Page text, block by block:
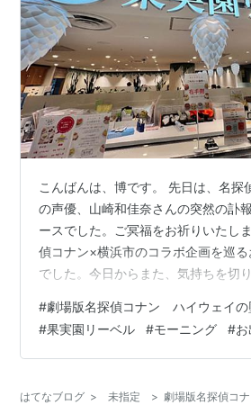
こんばんは、博です。 先日は、名探
の声優、山崎和佳奈さんの突然の訃
ースでした。ご冥福をお祈りいたし
偵コナン×横浜市のコラボ企画を巡
でした。今日からまた、気持ちを切
ウェイの堕天使」×横浜市コラボ、時
楽しんだお出かけ記録その１です。
市コラボ #1 ～時間と体力の限界ま
#劇場版名探偵コナン ハイウェイの
#果実園リーベル #モーニング #
はてなブログ > 未指定 > 劇場版名探偵コ